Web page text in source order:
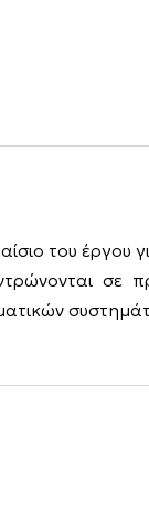
του έργου
σε